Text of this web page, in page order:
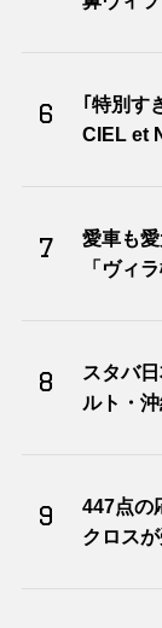
6
｢特別す
CIEL et
7
愛車も
「ヴィ
8
スタバ
ルト・
9
447点の
クロス